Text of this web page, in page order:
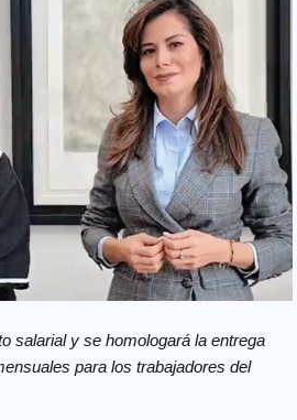
salarial y se homologará la entrega
para los trabajadores del